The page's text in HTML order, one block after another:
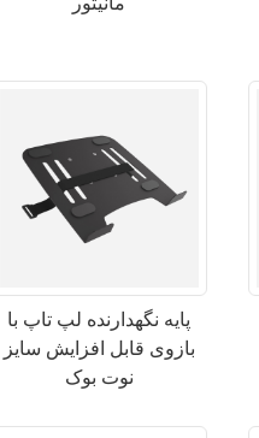
پایه نگهدارنده لپ تاپ با
بازوی قابل افزایش سایز
نوت بوک
ارسال